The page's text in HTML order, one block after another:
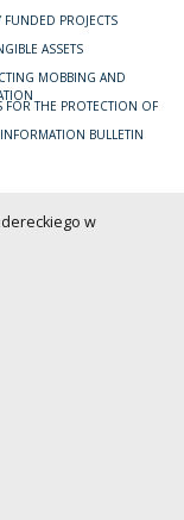
FUNDED PROJECTS
ASSETS
MOBBING AND
FOR THE PROTECTION OF
BULLETIN
w